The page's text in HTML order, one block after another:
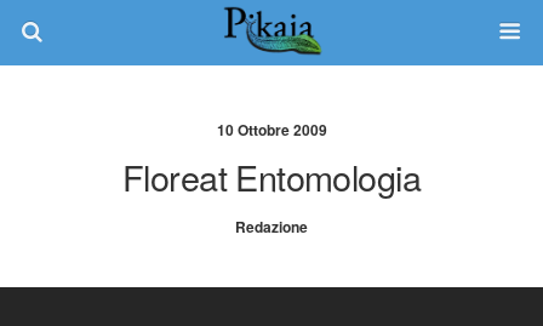
10 Ottobre 2009
Floreat Entomologia
Redazione